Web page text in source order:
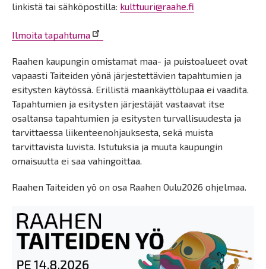
linkistä tai sähköpostilla: kulttuuri@raahe.fi
Ilmoita tapahtuma
Raahen kaupungin omistamat maa- ja puistoalueet ovat
vapaasti Taiteiden yönä järjestettävien tapahtumien ja
esitysten käytössä. Erillistä maankäyttölupaa ei vaadita.
Tapahtumien ja esitysten järjestäjät vastaavat itse
osaltansa tapahtumien ja esitysten turvallisuudesta ja
tarvittaessa liikenteenohjauksesta, sekä muista
tarvittavista luvista. Istutuksia ja muuta kaupungin
omaisuutta ei saa vahingoittaa.
Raahen Taiteiden yö on osa Raahen Oulu2026 ohjelmaa.